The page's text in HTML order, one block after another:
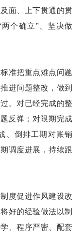
面、上下贯通的贯
个确立”、坚决做
准把重点难点问题
进问题整改，做到
。对已经完成的整
反弹；对限期完成
、倒排工期对账销
调度进展，持续跟
度促进作风建设改
好的经验做法以制
、程序严密、配套